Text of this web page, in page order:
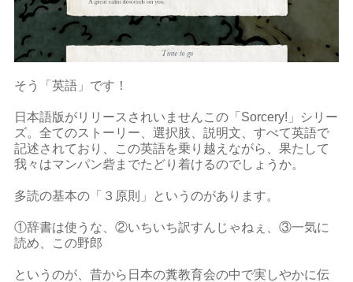
そう「英語」です！
日本語版がリリースされいませんこの「Sorcery!」シリー
ズ。全てのストーリー、選択肢、説明文、すべて英語で
記述されており、この英語を乗り越えながら、果たして
我々はマンパン砦までたどり着けるのでしょうか。
多読の基本の「３原則」というのがあります。
①辞書は使うな、②いちいち訳すんじゃねぇ、③一気に
読め、この野郎
というのが、昔から日本の糞教育会の中で実しやかに伝